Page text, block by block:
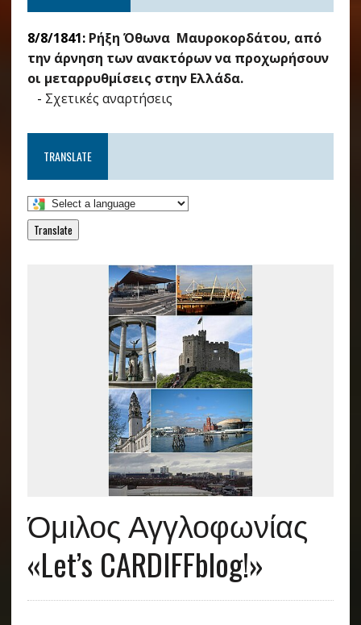
8/8/1841: Ρήξη Όθωνα  Μαυροκορδάτου, από
την άρνηση των ανακτόρων να προχωρήσουν
οι μεταρρυθμίσεις στην Ελλάδα.
- Σχετικές αναρτήσεις
TRANSLATE
Translate
Όμιλος Αγγλοφωνίας
«Let’s CARDIFFblog!»